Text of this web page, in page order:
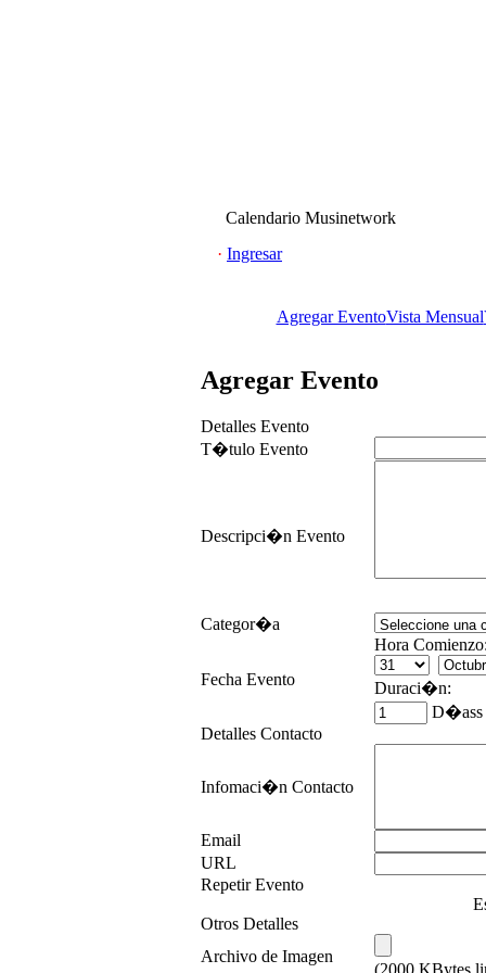
Calendario Musinetwork
· Ingresar
Agregar EventoVista Mensual
Agregar Evento
Detalles Evento
T�tulo Evento
Descripci�n Evento
Categor�a
Fecha Evento
Hora
Duraci�n:
Detalles Contacto
Infomaci�n Contacto
Email
URL
Repetir Evento
Otros Detalles
Archivo de Imagen
(2000 KBytes